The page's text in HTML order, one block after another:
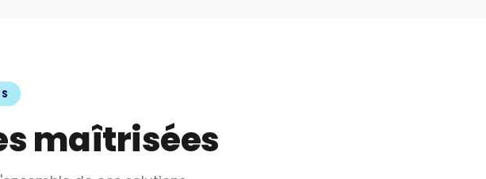
maîtrisées